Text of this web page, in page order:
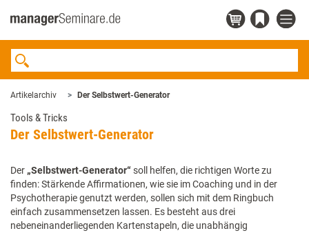
Artikelarchiv Der Selbstwert-Generator
Tools & Tricks
Der Selbstwert-Generator
Der „Selbstwert-Generator“ soll helfen, die richtigen Worte zu
finden: Stärkende Affirmationen, wie sie im Coaching und in der
Psychotherapie genutzt werden, sollen sich mit dem Ringbuch
einfach zusammensetzen lassen. Es besteht aus drei
nebeneinanderliegenden Kartenstapeln, die unabhängig